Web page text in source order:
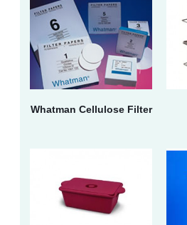
Whatman Cellulose Filter